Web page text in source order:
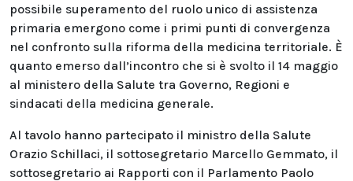
possibile superamento del ruolo unico di assistenza
primaria emergono come i primi punti di convergenza
nel confronto sulla riforma della medicina territoriale. È
quanto emerso dall’incontro che si è svolto il 14 maggio
al ministero della Salute tra Governo, Regioni e
sindacati della medicina generale.
Al tavolo hanno partecipato il ministro della Salute
Orazio Schillaci, il sottosegretario Marcello Gemmato, il
sottosegretario ai Rapporti con il Parlamento Paolo